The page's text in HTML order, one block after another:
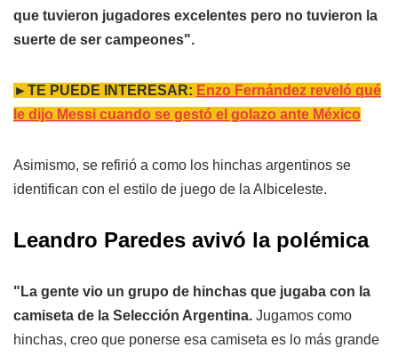
que tuvieron jugadores excelentes pero no tuvieron la
suerte de ser campeones".
►TE PUEDE INTERESAR: Enzo Fernández reveló qué
le dijo Messi cuando se gestó el golazo ante México
Asimismo, se refirió a como los hinchas argentinos se
identifican con el estilo de juego de la Albiceleste.
Leandro Paredes avivó la polémica
"La gente vio un grupo de hinchas que jugaba con la
camiseta de la Selección Argentina. Jugamos como
hinchas, creo que ponerse esa camiseta es lo más grande